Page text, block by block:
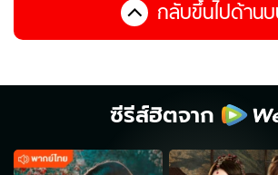
กลับขึ้นไปด้าน
ซีรีส์ฮิตจาก